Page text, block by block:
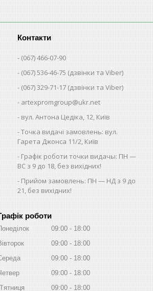
Контакти
(067) 466-07-90
(067) 536-46-75 (дзвінки та Viber)
(067) 329-71-17 (дзвінки та Viber)
artexpromgroup@ukr.net
вул. Антона Цедіка, 12, Київ
Точка видачі замовлень: вул.
Гарета Джонса 11/2, Київ
Графік роботи точки видачы: ПН —
ВС з 9 до 18, без вихідних!
Прийом замовлень: ПН — НД з 9 до
21, без вихідних!
роботи
09:00
18:00
09:00
18:00
09:00
18:00
09:00
18:00
09:00 18:00